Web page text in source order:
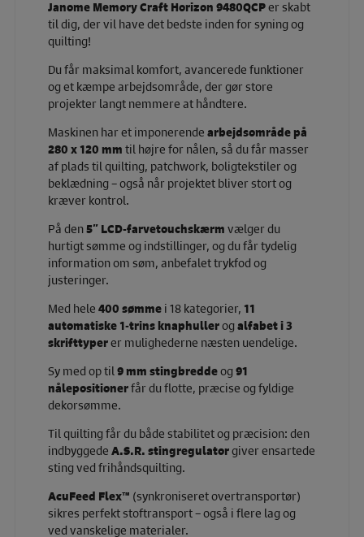
Janome Memory Craft Horizon 9480QCPer skabt
til dig, der vil have det bedste inden for syning og
quilting!
Du får maksimal komfort, avancerede funktioner
og et kæmpe arbejdsområde, der gør store
projekter langt nemmere at håndtere.
Maskinen har et imponerende arbejdsområde på
280 x 120 mm til højre for nålen, så du får masser
af plads til quilting, patchwork, boligtekstiler og
beklædning – også når projektet bliver stort og
kræver kontrol.
På den5” LCD-farvetouchskærm vælger du
hurtigt sømme og indstillinger, og du får tydelig
information om søm, anbefalet trykfod og
justeringer.
Med hele 400 sømmei 18 kategorier, 11
automatiske 1-trins knaphullerogalfabet i 3
skrifttyperer mulighederne næsten uendelige.
Sy med op til 9 mm stingbreddeog91
nålepositionerfår du flotte, præcise og fyldige
dekorsømme.
Til quilting får du både stabilitet og præcision: den
indbyggede A.S.R. stingregulatorgiver ensartede
sting ved frihåndsquilting.
AcuFeed Flex™ (synkroniseret overtransportør)
sikres perfekt stoftransport – også i flere lag og
ved vanskelige materialer.